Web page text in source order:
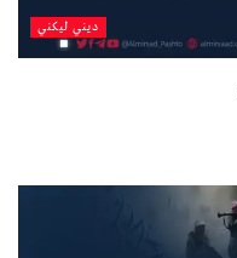
دیني لیکني